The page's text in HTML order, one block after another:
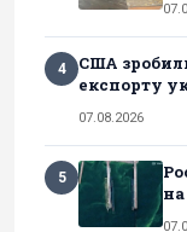
4
США
експорту
07.08.2026
5